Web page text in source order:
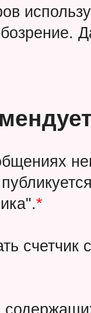
*